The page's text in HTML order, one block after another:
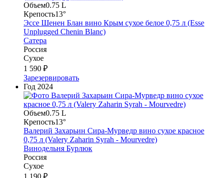
Объем0.75 L
Крепость13°
Эссе Шенен Блан вино Крым сухое белое 0,75 л (Esse
Unplugged Chenin Blanc)
Сатера
Россия
Сухое
1 590 ₽
Зарезервировать
Год 2024
Объем0.75 L
Крепость13°
Валерий Захарьин Сира-Мурведр вино сухое красное
0,75 л (Valery Zaharin Syrah - Mourvedre)
Винодельня Бурлюк
Россия
Сухое
1 190 ₽